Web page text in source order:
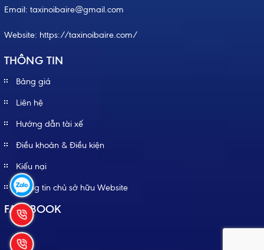
Email: taxinoibaire@gmail.com
Website: https://taxinoibaire.com/
THÔNG TIN
Bảng giá
Liên hệ
Hướng dẫn tài xế
Điều khoản & Điều kiện
Kiếu nại
Thông tin chủ sở hữu Website
FACEBOOK